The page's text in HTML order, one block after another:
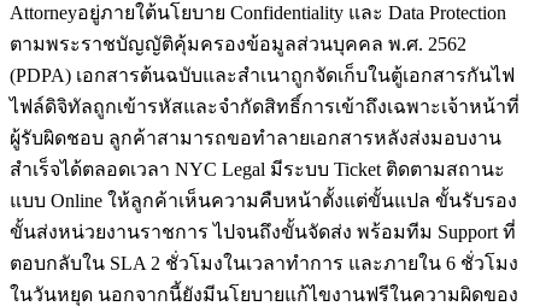
Attorneyอยู่ภายใต้นโยบาย Confidentiality และ Data Protection
ตามพระราชบัญญัติคุ้มครองข้อมูลส่วนบุคคล พ.ศ. 2562
(PDPA) เอกสารต้นฉบับและสำเนาถูกจัดเก็บในตู้เอกสารกันไฟ
ไฟล์ดิจิทัลถูกเข้ารหัสและจำกัดสิทธิ์การเข้าถึงเฉพาะเจ้าหน้าที่
ผู้รับผิดชอบ ลูกค้าสามารถขอทำลายเอกสารหลังส่งมอบงาน
สำเร็จได้ตลอดเวลา NYC Legal มีระบบ Ticket ติดตามสถานะ
แบบ Online ให้ลูกค้าเห็นความคืบหน้าตั้งแต่ขั้นแปล ขั้นรับรอง
ขั้นส่งหน่วยงานราชการ ไปจนถึงขั้นจัดส่ง พร้อมทีม Support ที่
ตอบกลับใน SLA 2 ชั่วโมงในเวลาทำการ และภายใน 6 ชั่วโมง
ในวันหยุด นอกจากนี้ยังมีนโยบายแก้ไขงานฟรีในความผิดของ